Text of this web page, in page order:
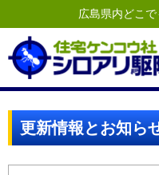
広島県内どこで
更新情報とお知ら